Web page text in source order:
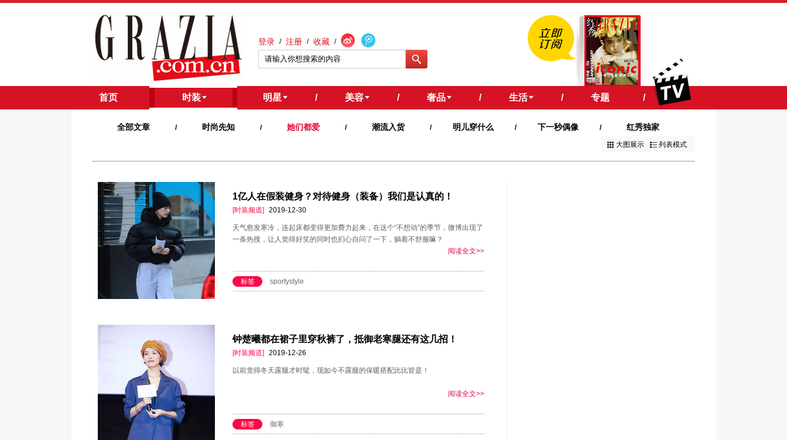
登录 / 注册 / 收藏 /
首页 时装 明星 / 美容 / 奢品 / 生活 / 专题 /
全部文章 / 时尚先知 / 她们都爱 / 潮流入货 / 明儿穿什么 / 下一秒偶像 / 红秀独家
大图展示 列表模式
1亿人在假装健身？对待健身（装备）我们是认真的！
[时装频道] 2019-12-30
天气愈发寒冷，连起床都变得更加费力起来，在这个“不想动”的季节，微博出现了
一条热搜，让人觉得好笑的同时也扪心自问了一下，躺着不舒服嘛？
阅读全文>>
标签 sportystyle
钟楚曦都在裙子里穿秋裤了，抵御老寒腿还有这几招！
[时装频道] 2019-12-26
以前觉得冬天露腿才时髦，现如今不露腿的保暖搭配比比皆是！
阅读全文>>
标签 御寒